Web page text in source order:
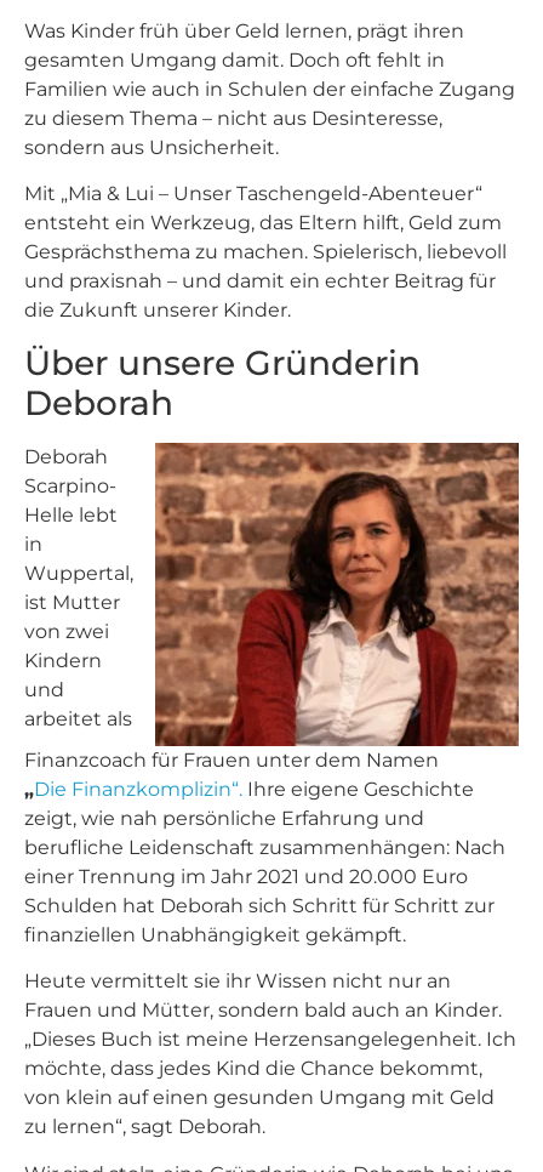
Was Kinder früh über Geld lernen, prägt ihren
gesamten Umgang damit. Doch oft fehlt in
Familien wie auch in Schulen der einfache Zugang
zu diesem Thema – nicht aus Desinteresse,
sondern aus Unsicherheit.
Mit „Mia & Lui – Unser Taschengeld-Abenteuer“
entsteht ein Werkzeug, das Eltern hilft, Geld zum
Gesprächsthema zu machen. Spielerisch, liebevoll
und praxisnah – und damit ein echter Beitrag für
die Zukunft unserer Kinder.
Über unsere Gründerin
Deborah
Deborah
Scarpino-
Helle lebt
in
Wuppertal,
ist Mutter
von zwei
Kindern
und
arbeitet als
Finanzcoach für Frauen unter dem Namen
„Die Finanzkomplizin“. Ihre eigene Geschichte
zeigt, wie nah persönliche Erfahrung und
berufliche Leidenschaft zusammenhängen: Nach
einer Trennung im Jahr 2021 und 20.000 Euro
Schulden hat Deborah sich Schritt für Schritt zur
finanziellen Unabhängigkeit gekämpft.
Heute vermittelt sie ihr Wissen nicht nur an
Frauen und Mütter, sondern bald auch an Kinder.
„Dieses Buch ist meine Herzensangelegenheit. Ich
möchte, dass jedes Kind die Chance bekommt,
von klein auf einen gesunden Umgang mit Geld
zu lernen“, sagt Deborah.